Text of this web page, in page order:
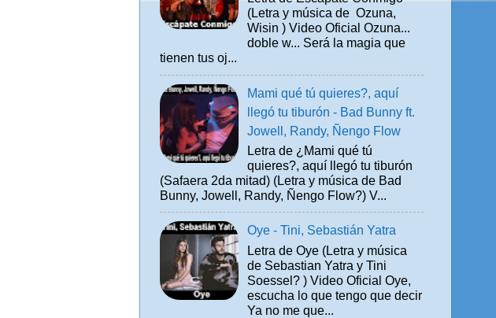
(Letra y música de Ozuna,
Wisin ) Video Oficial Ozuna...
doble w... Será la magia que
tienen tus oj...
Mami qué tú quieres?, aquí
llegó tu tiburón - Bad Bunny ft.
Jowell, Randy, Ñengo Flow
Letra de ¿Mami qué tú
quieres?, aquí llegó tu tiburón
(Safaera 2da mitad) (Letra y música de Bad
Bunny, Jowell, Randy, Ñengo Flow?) V...
Oye - Tini, Sebastián Yatra
Letra de Oye (Letra y música
de Sebastian Yatra y Tini
Soessel? ) Video Oficial Oye,
escucha lo que tengo que decir
Ya no me que...